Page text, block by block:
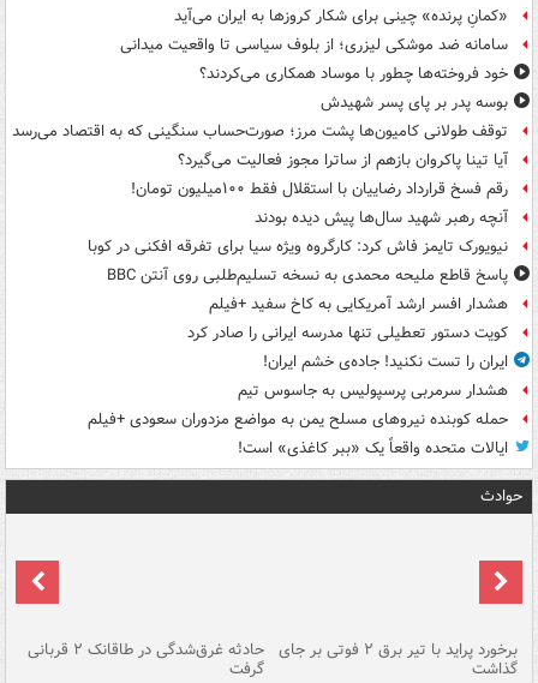
«کمانِ پرنده» چینی برای شکار کروزها به ایران می‌آید
سامانه ضد موشکی لیزری؛ از بلوف سیاسی تا واقعیت میدانی
خود فروخته‌ها چطور با موساد همکاری می‌کردند؟
بوسه‌ پدر بر پای پسر شهیدش
توقف طولانی کامیون‌ها پشت مرز؛ صورت‌حساب سنگینی که به اقتصاد می‌رسد
آیا تینا پاکروان بازهم از ساترا مجوز فعالیت می‌گیرد؟
رقم فسخ قرارداد رضاییان با استقلال فقط ۱۰۰میلیون تومان!
آنچه رهبر شهید سال‌ها پیش دیده بودند
نیویورک تایمز فاش کرد: کارگروه ویژه سیا برای تفرقه افکنی در کوبا
پاسخ قاطع ملیحه محمدی به نسخه تسلیم‌طلبی روی آنتن BBC
هشدار افسر ارشد آمریکایی به کاخ سفید +فیلم
کویت دستور تعطیلی تنها مدرسه ایرانی را صادر کرد
ایران را تست نکنید! جاده‌ی خشم ایران!
هشدار سرمربی پرسپولیس به جاسوس تیم
حمله کوبنده نیروهای مسلح یمن به مواضع مزدوران سعودی +فیلم
ایالات متحده واقعاً یک «ببر کاغذی» است!
حوادث
برخورد پراید با تیر برق ۲ فوتی بر جای
گذاشت
حادثه غرق‌شدگی در طاقانک ۲ قربانی
گرفت